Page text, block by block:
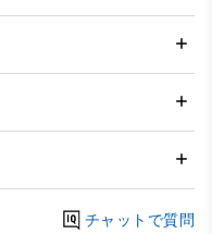
チャットで質問